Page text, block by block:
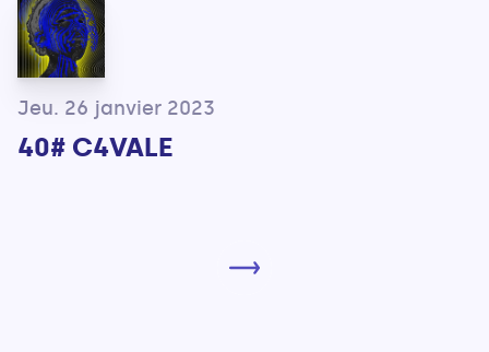
Jeu. 26 janvier 2023
40# C4VALE